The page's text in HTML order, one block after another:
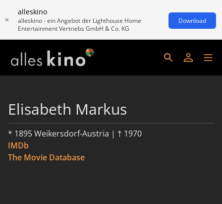
alleskino
alleskino - ein Angebot der Lighthouse Home
Entertainment Vertriebs GmbH & Co. KG
Download
Elisabeth Markus
* 1895 Weikersdorf-Austria | † 1970
IMDb
The Movie Database